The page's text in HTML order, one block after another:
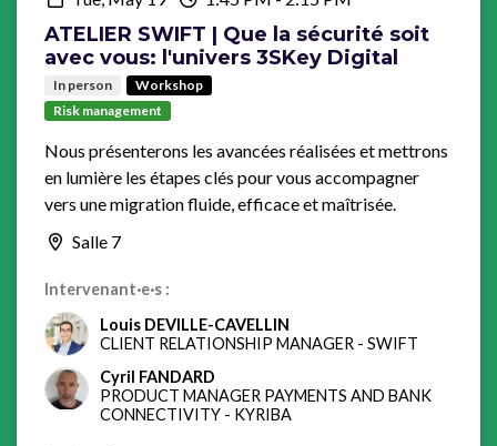
ATELIER SWIFT | Que la sécurité soit
avec vous: l'univers 3SKey Digital
In person
Workshop
Risk management
Nous présenterons les avancées réalisées et mettrons
en lumière les étapes clés pour vous accompagner
vers une migration fluide, efficace et maîtrisée.
Salle 7
Intervenant·e·s :
Louis DEVILLE-CAVELLIN
CLIENT RELATIONSHIP MANAGER - SWIFT
Cyril FANDARD
PRODUCT MANAGER PAYMENTS AND BANK
CONNECTIVITY - KYRIBA